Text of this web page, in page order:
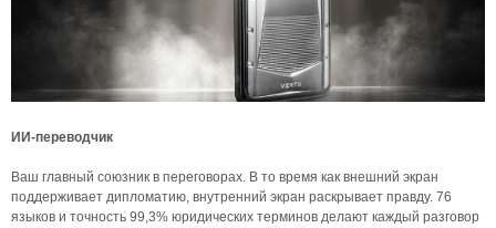
ИИ-переводчик
Ваш главный союзник в переговорах. В то время как внешний экран
поддерживает дипломатию, внутренний экран раскрывает правду. 76
языков и точность 99,3% юридических терминов делают каждый разговор